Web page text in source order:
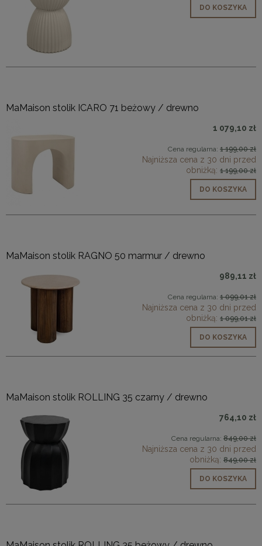
DO KOSZYKA
MaMaison stolik ICARO 71 beżowy / drewno
1 079,10 zł
Cena regularna: 1 199,00 zł
Najniższa cena z 30 dni przed
obniżką: 1 199,00 zł
DO KOSZYKA
MaMaison stolik RAGNO 50 marmur / drewno
989,11 zł
Cena regularna: 1 099,01 zł
Najniższa cena z 30 dni przed
obniżką: 1 099,01 zł
DO KOSZYKA
MaMaison stolik ROLLING 35 czarny / drewno
764,10 zł
Cena regularna: 849,00 zł
Najniższa cena z 30 dni przed
obniżką: 849,00 zł
DO KOSZYKA